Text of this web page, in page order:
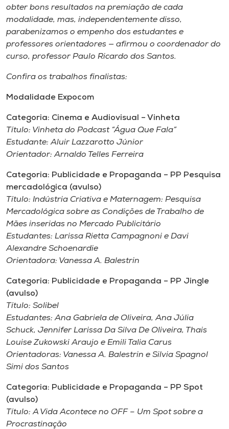
obter bons resultados na premiação de cada
modalidade, mas, independentemente disso,
parabenizamos o empenho dos estudantes e
professores orientadores — afirmou o coordenador do
curso, professor Paulo Ricardo dos Santos.
Confira os trabalhos finalistas:
Modalidade Expocom
Categoria: Cinema e Audiovisual – Vinheta
Título: Vinheta do Podcast “Água Que Fala”
Estudante: Aluir Lazzarotto Júnior
Orientador: Arnaldo Telles Ferreira
Categoria: Publicidade e Propaganda – PP Pesquisa
mercadológica (avulso)
Título: Indústria Criativa e Maternagem: Pesquisa
Mercadológica sobre as Condições de Trabalho de
Mães inseridas no Mercado Publicitário
Estudantes: Larissa Rietta Campagnoni e Davi
Alexandre Schoenardie
Orientadora: Vanessa A. Balestrin
Categoria: Publicidade e Propaganda – PP Jingle
(avulso)
Título: Solibel
Estudantes: Ana Gabriela de Oliveira, Ana Júlia
Schuck, Jennifer Larissa Da Silva De Oliveira, Thais
Louise Zukowski Araujo e Emili Talia Carus
Orientadoras: Vanessa A. Balestrin e Silvia Spagnol
Simi dos Santos
Categoria: Publicidade e Propaganda – PP Spot
(avulso)
Título: A Vida Acontece no OFF – Um Spot sobre a
Procrastinação